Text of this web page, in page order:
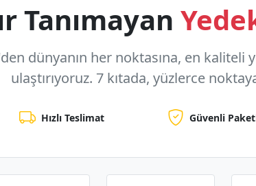
Tanımayan
dünyanın her noktasına, en kaliteli
ulaştırıyoruz. 7 kıtada, yüzlerce
Hızlı Teslimat Güvenli